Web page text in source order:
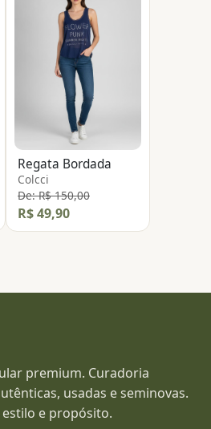
Regata Bordada
Colcci
De: R$ 150,00
R$ 49,90
premium. Curadoria
usadas e seminovas.
e propósito.